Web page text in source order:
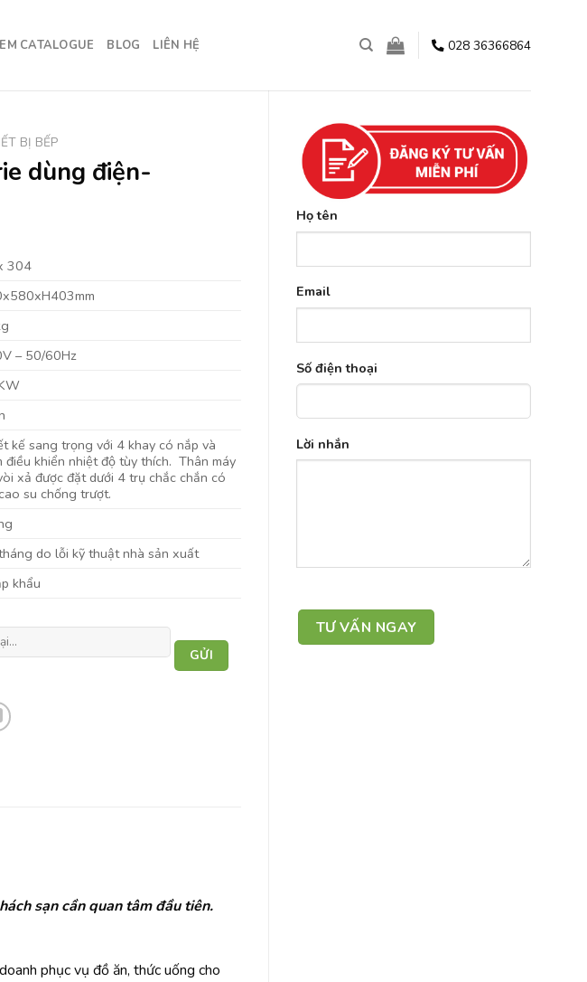
CATALOGUE BLOG LIÊN HỆ 028 36366864
Họ tên
Email
Số điện thoại
Lời nhắn
BỊ BẾP
dùng điện-
304
– 50/60Hz
kế sang trọng với 4 khay có nắp và
điều khiển nhiệt độ tùy thích. Thân máy
xả được đặt dưới 4 trụ chắc chắn có
su chống trượt.
do lỗi kỹ thuật nhà sản xuất
khẩu
sạn cần quan tâm đầu tiên.
phục vụ đồ ăn, thức uống cho